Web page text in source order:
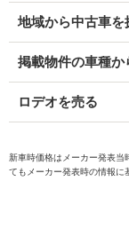
地域から中古車を
掲載物件の車種
ロデオを売る
新車時価格はメーカー発表当
てもメーカー発表時の情報に